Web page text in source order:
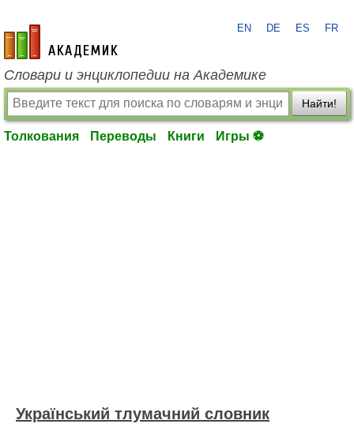
academic.ru
EN DE ES FR
Словари и энциклопедии на Академике
Найти!
Толкования Переводы Книги Игры ⚽
Український тлумачний словник